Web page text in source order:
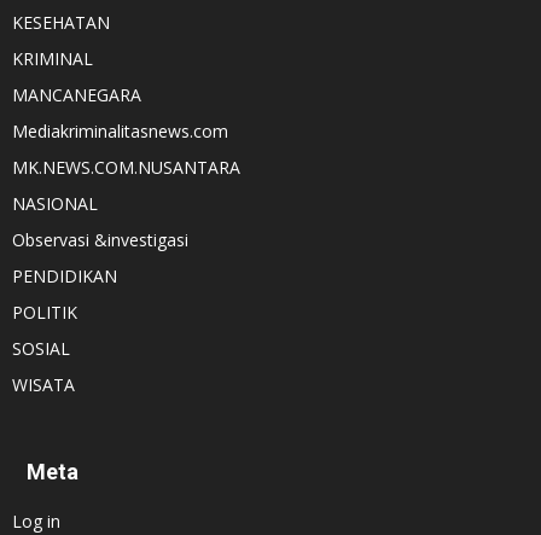
KESEHATAN
KRIMINAL
MANCANEGARA
Mediakriminalitasnews.com
MK.NEWS.COM.NUSANTARA
NASIONAL
Observasi &investigasi
PENDIDIKAN
POLITIK
SOSIAL
WISATA
Meta
Log in